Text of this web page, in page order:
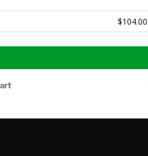
$104.00